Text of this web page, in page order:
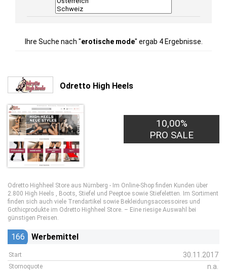
Ihre Suche nach "erotische mode" ergab 4 Ergebnisse.
Odretto High Heels
10,00%
PRO SALE
Odretto Highheel Store aus Nürnberg - Im Online-Shop finden Kunden über
2.800 High Heels , Boots, Stiefel und Peeptoe sowie Stiefeletten. Im Sortiment
finden sich auch viele Trendartikel sowie Bekleidungsaccessoires und
Gothicprodukte im Odretto Highheel Store. – Eine riesige Auswahl bei
günstigen Preisen.
166 Werbemittel
Start 30.11.2017
Stornoquote n.a.